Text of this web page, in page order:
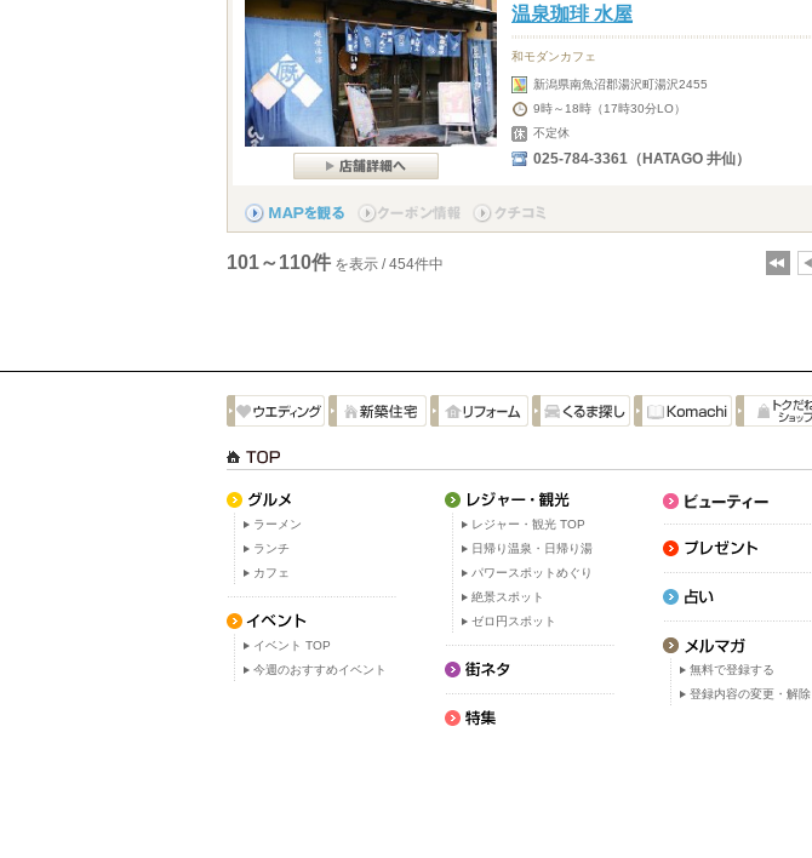
温泉珈琲 水屋
和モダンカフェ
新潟県南魚沼郡湯沢町湯沢2455
9時～18時（17時30分LO）
不定休
025-784-3361（HATAGO 井仙）
101～110件 を表示 / 454件中
ラーメン
ランチ
カフェ
イベント TOP
今週のおすすめイベント
レジャー・観光 TOP
日帰り温泉・日帰り湯
パワースポットめぐり
絶景スポット
ゼロ円スポット
無料で登録する
登録内容の変更・解除